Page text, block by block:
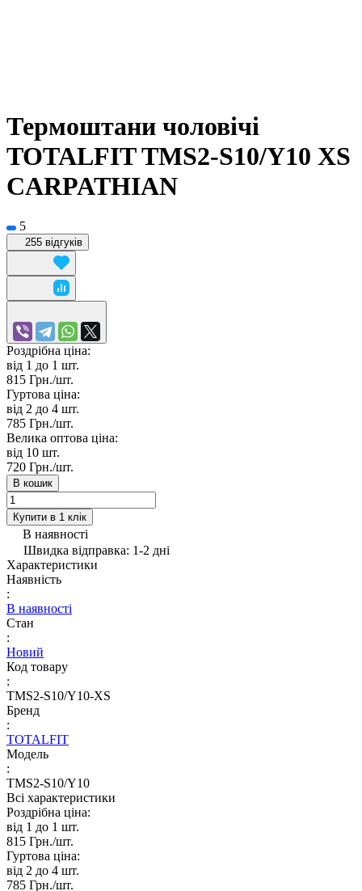
Термоштани чоловічі
TOTALFIT TMS2-S10/Y10 XS
CARPATHIAN
5
255 відгуків
Роздрібна ціна:
від 1 до 1 шт.
815 Грн./шт.
Гуртова ціна:
від 2 до 4 шт.
785 Грн./шт.
Велика оптова ціна:
від 10 шт.
720 Грн./шт.
В кошик
Купити в 1 клік
В наявності
Швидка відправка: 1-2 дні
Характеристики
Наявність
:
В наявності
Стан
:
Новий
Код товару
:
TMS2-S10/Y10-XS
Бренд
:
TOTALFIT
Модель
:
TMS2-S10/Y10
Всі характеристики
Роздрібна ціна:
від 1 до 1 шт.
815 Грн./шт.
Гуртова ціна:
від 2 до 4 шт.
785 Грн./шт.